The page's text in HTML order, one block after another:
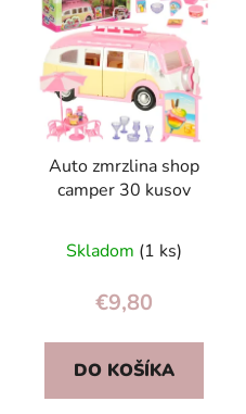
Auto zmrzlina shop
camper 30 kusov
Skladom (1 ks)
€9,80
DO KOŠÍKA